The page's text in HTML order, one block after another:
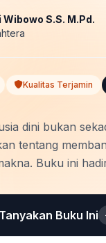
Wibowo S.S. M.Pd.
Kualitas Terjamin
dini bukan
tentang
Buku ini
Kurikulum
dan
…
Tanyakan Buku Ini